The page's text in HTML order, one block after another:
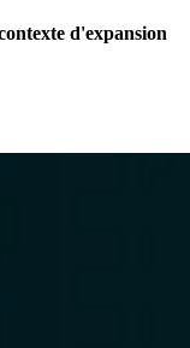
d'expansion